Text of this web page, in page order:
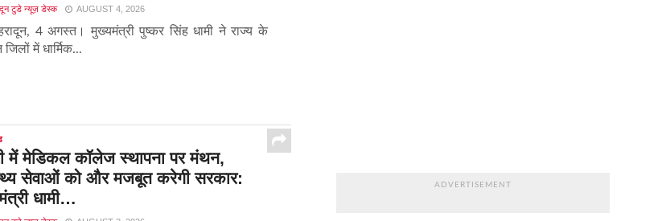
टुडे न्यूज़ डेस्क AUGUST 4, 2026
4 अगस्त। मुख्यमंत्री पुष्कर सिंह धामी ने राज्य के
जिलों में धार्मिक...
में मेडिकल कॉलेज स्थापना पर मंथन,
सेवाओं को और मजबूत करेगी सरकार:
धामी…
ADVERTISEMENT